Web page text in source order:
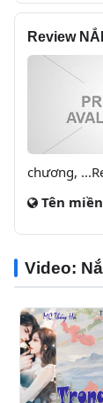
Review
chương,
Tên miền
Video: